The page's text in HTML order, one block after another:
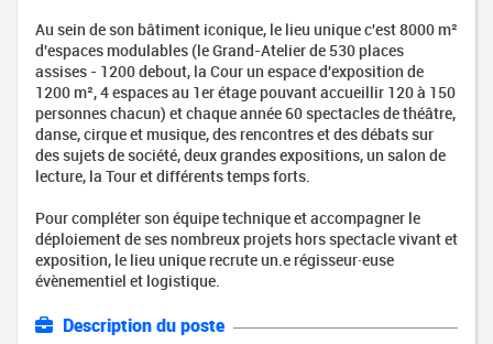
Au sein de son bâtiment iconique, le lieu unique c'est 8000 m²
d'espaces modulables (le Grand-Atelier de 530 places
assises - 1200 debout, la Cour un espace d'exposition de
1200 m², 4 espaces au 1er étage pouvant accueillir 120 à 150
personnes chacun) et chaque année 60 spectacles de théâtre,
danse, cirque et musique, des rencontres et des débats sur
des sujets de société, deux grandes expositions, un salon de
lecture, la Tour et différents temps forts.
Pour compléter son équipe technique et accompagner le
déploiement de ses nombreux projets hors spectacle vivant et
exposition, le lieu unique recrute un.e régisseur·euse
évènementiel et logistique.
Description du poste